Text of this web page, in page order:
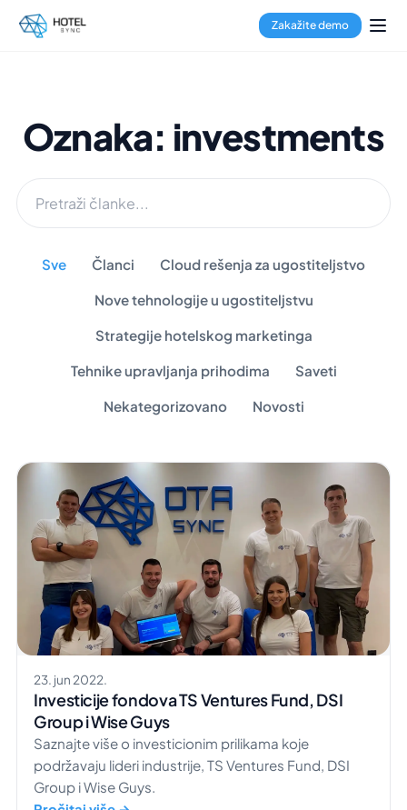
Zakažite demo
Oznaka: investments
Sve Članci Cloud rešenja za ugostiteljstvo
Nove tehnologije u ugostiteljstvu
Strategije hotelskog marketinga
Tehnike upravljanja prihodima Saveti
Nekategorizovano Novosti
23. jun 2022.
Investicije fondova TS Ventures Fund, DSI
Group i Wise Guys
Saznajte više o investicionim prilikama koje
podržavaju lideri industrije, TS Ventures Fund, DSI
Group i Wise Guys.